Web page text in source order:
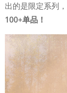
出的是限定系列，
100+单品！